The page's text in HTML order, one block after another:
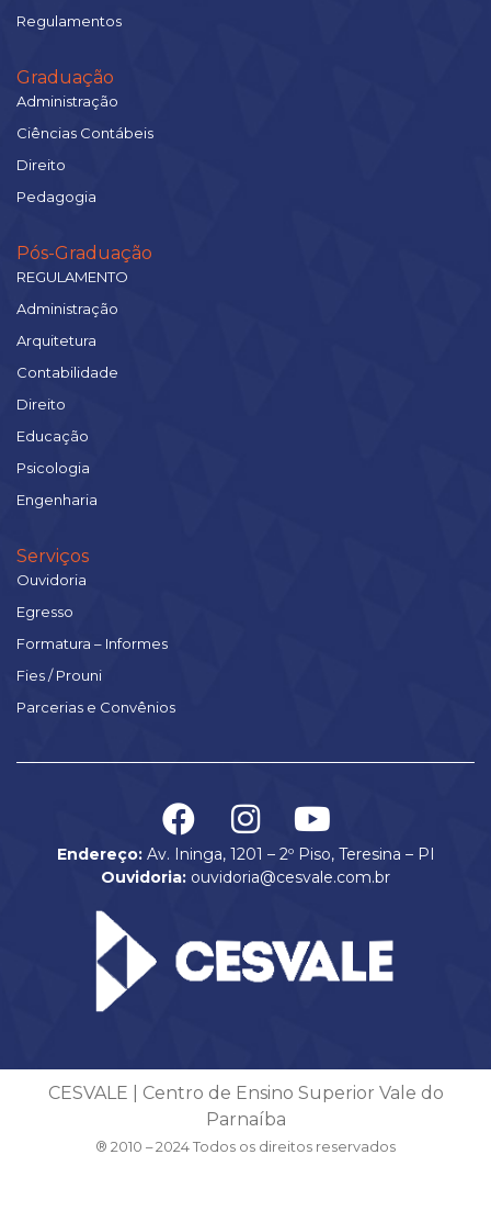
Regulamentos
Graduação
Administração
Ciências Contábeis
Direito
Pedagogia
Pós-Graduação
REGULAMENTO
Administração
Arquitetura
Contabilidade
Direito
Educação
Psicologia
Engenharia
Serviços
Ouvidoria
Egresso
Formatura – Informes
Fies / Prouni
Parcerias e Convênios
Endereço:Av. Ininga, 1201 – 2º Piso, Teresina – PI
Ouvidoria: ouvidoria@cesvale.com.br
CESVALE | Centro de Ensino Superior Vale do
Parnaíba
® 2010 – 2024 Todos os direitos reservados